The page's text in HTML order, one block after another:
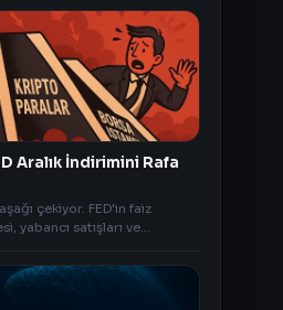
Aralık İndirimini Rafa
çekiyor. FED'in faiz
yabancı satışları ve